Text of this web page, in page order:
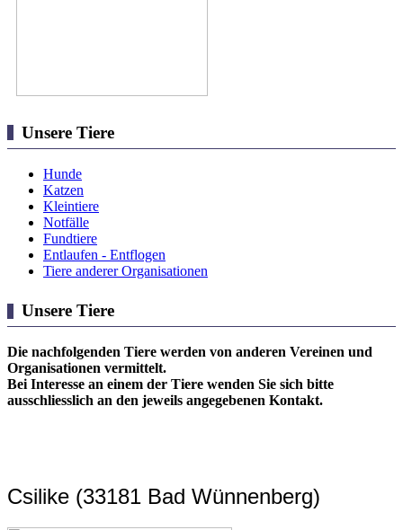
Unsere Tiere
Hunde
Katzen
Kleintiere
Notfälle
Fundtiere
Entlaufen - Entflogen
Tiere anderer Organisationen
Unsere Tiere
Die nachfolgenden Tiere werden von anderen Vereinen und
Organisationen vermittelt.
Bei Interesse an einem der Tiere wenden Sie sich bitte
ausschliesslich an den jeweils angegebenen Kontakt.
Csilike (33181 Bad Wünnenberg)